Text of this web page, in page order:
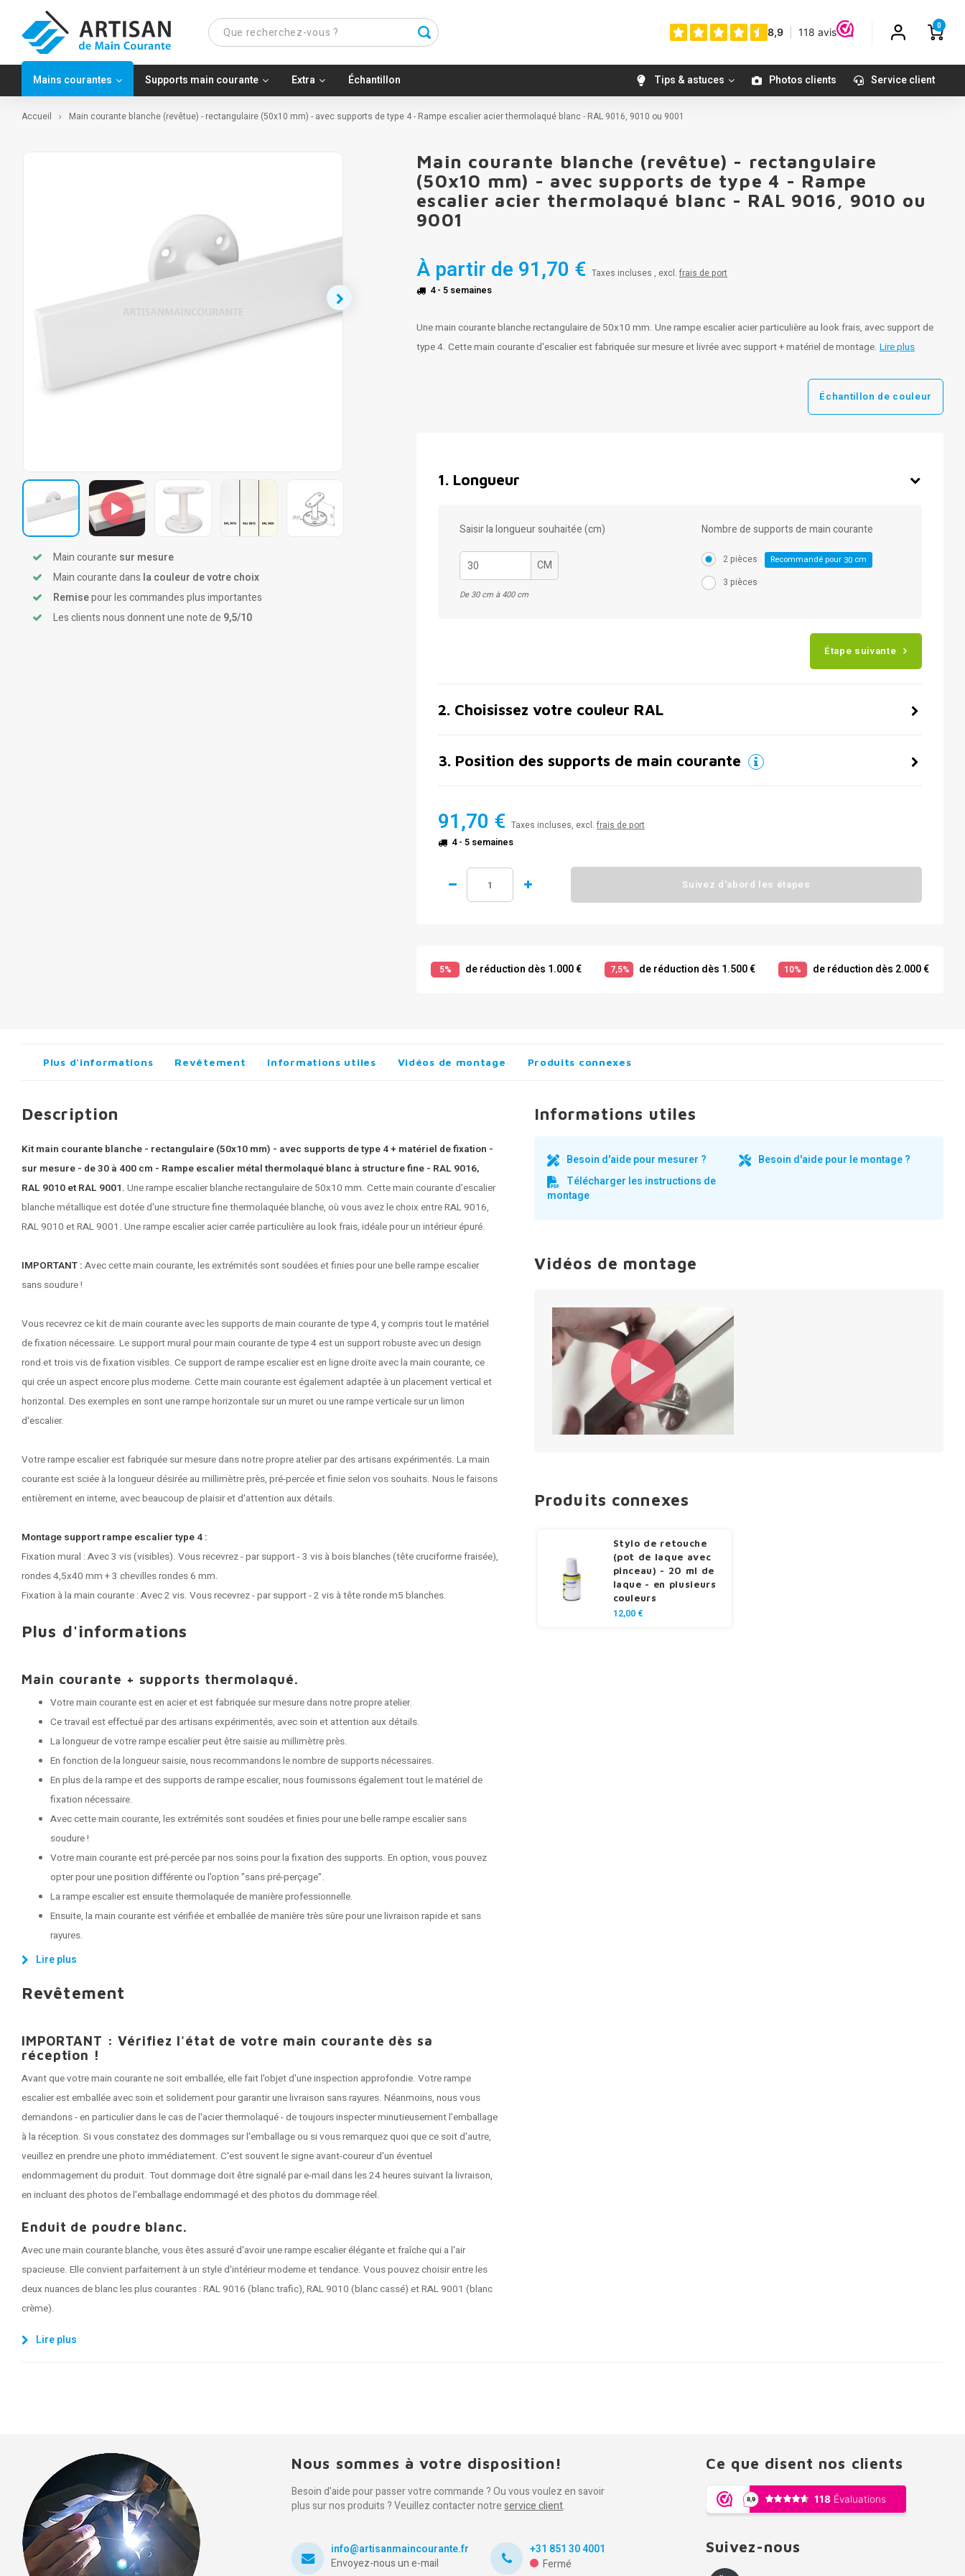
0
Mains courantes Supports main courante Extra Échantillon Tips & astuces Photos clients Service client
Accueil Main courante blanche (revêtue) - rectangulaire (50x10 mm) - avec supports de type 4 - Rampe escalier acier thermolaqué blanc - RAL 9016, 9010 ou 9001
Main courante sur mesure
Main courante dans la couleur de votre choix
Remisepour les commandes plus importantes
Les clients nous donnent une note de 9,5/10
Main courante blanche (revêtue) - rectangulaire
(50x10 mm) - avec supports de type 4 - Rampe
escalier acier thermolaqué blanc - RAL 9016, 9010 ou
9001
À partir de 91,70 € Taxes incluses , excl. frais de port
4 - 5 semaines
Une main courante blanche rectangulaire de 50x10 mm. Une rampe escalier acier particulière au look frais, avec support de
type 4. Cette main courante d'escalier est fabriquée sur mesure et livrée avec support + matériel de montage. Lire plus
Échantillon de couleur
1. Longueur
Saisir la longueur souhaitée (cm)
CM
De 30 cm à 400 cm
Nombre de supports de main courante
2 pièces Recommandé pour 30 cm
3 pièces
Étape suivante
2. Choisissez votre couleur RAL
3. Position des supports de main courante
91,70 € Taxes incluses, excl. frais de port
4 - 5 semaines
Suivez d'abord les étapes
5% de réduction dès 1.000 € 7,5% de réduction dès 1.500 € 10% de réduction dès 2.000 €
Plus d'informations Revêtement Informations utiles Vidéos de montage Produits connexes
Description
Kit main courante blanche - rectangulaire (50x10 mm) - avec supports de type 4 + matériel de fixation -
sur mesure - de 30 à 400 cm - Rampe escalier métal thermolaqué blanc à structure fine - RAL 9016,
RAL 9010 et RAL 9001. Unerampe escalier blancherectangulaire de 50x10 mm. Cette main courante d’escalier
blanche métallique est dotée d'une structure fine thermolaquée blanche, où vous avez le choix entre RAL 9016,
RAL 9010 et RAL 9001. Une rampe escalier acier carrée particulière au look frais, idéale pour un intérieur épuré.
IMPORTANT : Avec cette main courante, les extrémités sont soudées et finies pour une belle rampe escalier
sans soudure !
Vous recevrez ce kit de main courante avec les supports de main courante de type 4, y compris tout le matériel
de fixation nécessaire. Le support mural pour main courante de type 4 est un support robuste avec un design
rond et trois vis de fixation visibles. Ce support de rampe escalier est en ligne droite avec la main courante, ce
qui crée un aspect encore plus moderne. Cette main courante est également adaptée à un placement vertical et
horizontal. Des exemples en sont une rampe horizontale sur un muret ou une rampe verticale sur un limon
d'escalier.
Votre rampe escalier est fabriquée sur mesure dans notre propre atelier par des artisans expérimentés. La main
courante est sciée à la longueur désirée au millimètre près, pré-percée et finie selon vos souhaits. Nous le faisons
entièrement en interne, avec beaucoup de plaisir et d'attention aux détails.
Montage support rampe escalier type 4 :
Fixation mural : Avec 3 vis (visibles). Vous recevrez - par support - 3 vis à bois blanches (tête cruciforme fraisée),
rondes 4,5x40 mm + 3 chevilles rondes 6 mm.
Fixation à la main courante : Avec 2 vis. Vous recevrez - par support - 2 vis à tête ronde m5 blanches.
Plus d'informations
Main courante + supports thermolaqué.
Votre main courante est en acier et est fabriquée sur mesure dans notre propre atelier.
Ce travail est effectué par des artisans expérimentés, avec soin et attention aux détails.
La longueur de votre rampe escalier peut être saisie au millimètre près.
En fonction de la longueur saisie, nous recommandons le nombre de supports nécessaires.
En plus de la rampe et des supports de rampe escalier, nous fournissons également tout le matériel de
fixation nécessaire.
Avec cette main courante, les extrémités sont soudées et finies pour une belle rampe escalier sans
soudure !
Votre main courante est pré-percée par nos soins pour la fixation des supports. En option, vous pouvez
opter pour une position différente ou l'option "sans pré-perçage".
La rampe escalier est ensuite thermolaquée de manière professionnelle.
Ensuite, la main courante est vérifiée et emballée de manière très sûre pour une livraison rapide et sans
rayures.
Lire plus
Revêtement
IMPORTANT : Vérifiez l'état de votre main courante dès sa
réception !
Avant que votre main courante ne soit emballée, elle fait l'objet d'une inspection approfondie. Votre rampe
escalier est emballée avec soin et solidement pour garantir une livraison sans rayures. Néanmoins, nous vous
demandons - en particulier dans le cas de l'acier thermolaqué - de toujours inspecter minutieusement l'emballage
à la réception. Si vous constatez des dommages sur l'emballage ou si vous remarquez quoi que ce soit d'autre,
veuillez en prendre une photo immédiatement. C'est souvent le signe avant-coureur d'un éventuel
endommagement du produit. Tout dommage doit être signalé par e-mail dans les 24 heures suivant la livraison,
en incluant des photos de l'emballage endommagé et des photos du dommage réel.
Enduit de poudre blanc.
Avec une main courante blanche, vous êtes assuré d'avoir une rampe escalier élégante et fraîche qui a l'air
spacieuse. Elle convient parfaitement à un style d'intérieur moderne et tendance. Vous pouvez choisir entre les
deux nuances de blanc les plus courantes : RAL 9016 (blanc trafic), RAL 9010 (blanc cassé) et RAL 9001 (blanc
crème).
Lire plus
Informations utiles
Besoin d'aide pour mesurer ?
Besoin d'aide pour le montage ?
Télécharger les instructions de
montage
Vidéos de montage
Produits connexes
Stylo de retouche
(pot de laque avec
pinceau) - 20 ml de
laque - en plusieurs
couleurs
12,00 €
Nous sommes à votre disposition!
Besoin d'aide pour passer votre commande ? Ou vous voulez en savoir
plus sur nos produits ? Veuillez contacter notreservice client.
info@artisanmaincourante.fr
Envoyez-nous un e-mail
+31 851 30 4001
Fermé
Ce que disent nos clients
Suivez-nous